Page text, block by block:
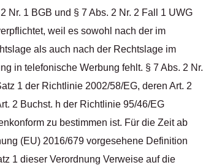
Nr. 1 BGB und § 7 Abs. 2 Nr. 2 Fall 1 UWG
weil es sowohl nach der im
als auch nach der Rechtslage im
in telefonische Werbung fehlt. § 7 Abs. 2 Nr.
1 der Richtlinie 2002/58/EG, deren Art. 2
2 Buchst. h der Richtlinie 95/46/EG
zu bestimmen ist. Für die Zeit ab
(EU) 2016/679 vorgesehene Definition
1 dieser Verordnung Verweise auf die